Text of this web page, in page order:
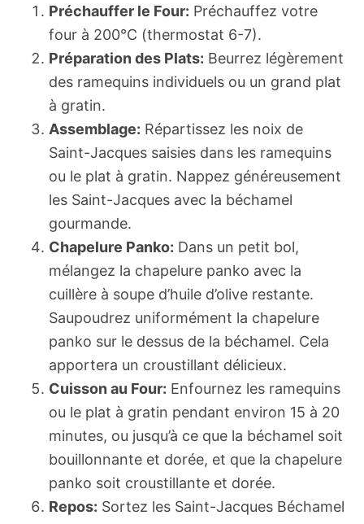
Préchauffer le Four: Préchauffez votre
four à 200°C (thermostat 6-7).
Préparation des Plats: Beurrez légèrement
des ramequins individuels ou un grand plat
à gratin.
Assemblage: Répartissez les noix de
Saint-Jacques saisies dans les ramequins
ou le plat à gratin. Nappez généreusement
les Saint-Jacques avec la béchamel
gourmande.
Chapelure Panko: Dans un petit bol,
mélangez la chapelure panko avec la
cuillère à soupe d’huile d’olive restante.
Saupoudrez uniformément la chapelure
panko sur le dessus de la béchamel. Cela
apportera un croustillant délicieux.
Cuisson au Four: Enfournez les ramequins
ou le plat à gratin pendant environ 15 à 20
minutes, ou jusqu’à ce que la béchamel soit
bouillonnante et dorée, et que la chapelure
panko soit croustillante et dorée.
Repos: Sortez les Saint-Jacques Béchamel